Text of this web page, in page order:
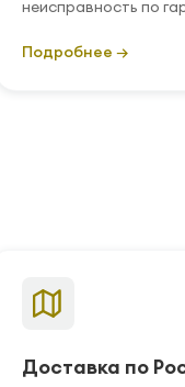
неисправность по
Подробнее →
Доставка по